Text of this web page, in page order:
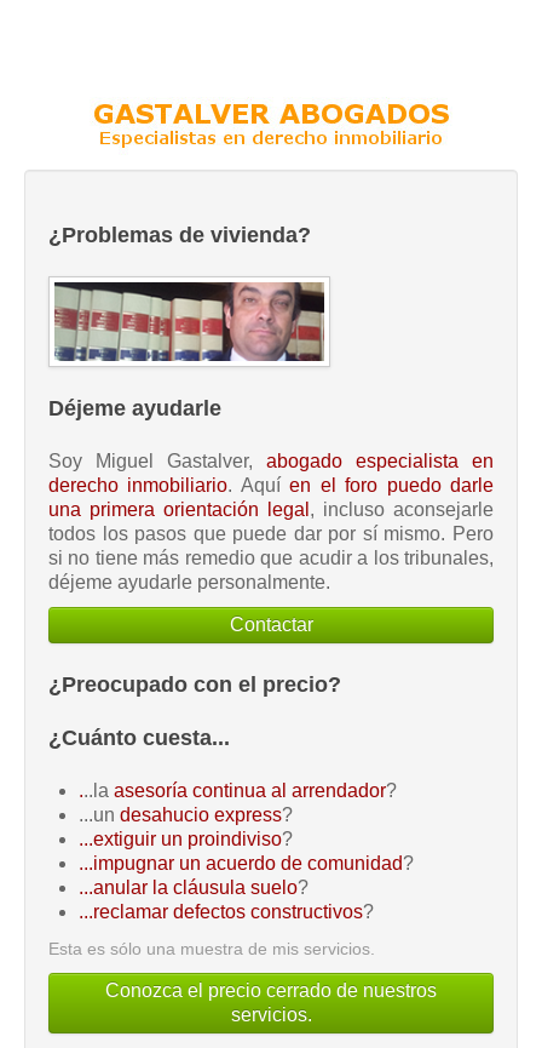
¿Problemas de vivienda?
Déjeme ayudarle
Soy Miguel Gastalver, abogado especialista en
derecho inmobiliario. Aquíen el foro puedo darle
una primera orientación legal , incluso aconsejarle
todos los pasos que puede dar por sí mismo. Pero
si no tiene más remedio que acudir a los tribunales,
déjeme ayudarle personalmente.
Contactar
¿Preocupado con el precio?
¿Cuánto cuesta...
...la asesoría continua al arrendador?
...un desahucio express?
...extiguir un proindiviso?
...impugnar un acuerdo de comunidad?
...anular la cláusula suelo?
...reclamar defectos constructivos?
Esta es sólo una muestra de mis servicios.
Conozca el precio cerrado de nuestros
servicios.